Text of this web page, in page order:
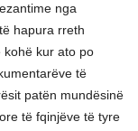
nga
hapura rreth
kohë kur ato po
të
patën mundësinë
të fqinjëve të tyre